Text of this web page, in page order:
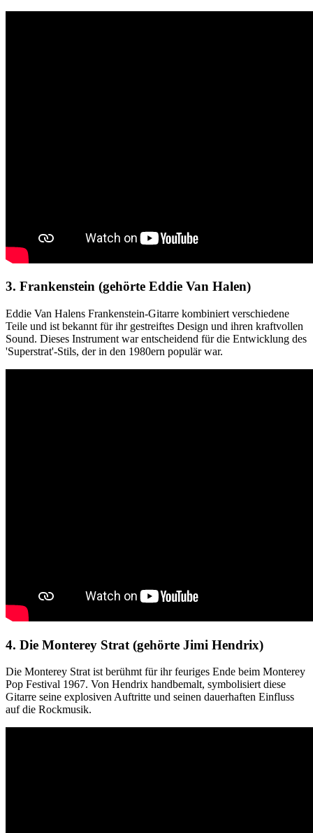
3. Frankenstein (gehörte Eddie Van Halen)
Eddie Van Halens Frankenstein-Gitarre kombiniert verschiedene
Teile und ist bekannt für ihr gestreiftes Design und ihren kraftvollen
Sound. Dieses Instrument war entscheidend für die Entwicklung des
'Superstrat'-Stils, der in den 1980ern populär war.
4. Die Monterey Strat (gehörte Jimi Hendrix)
Die Monterey Strat ist berühmt für ihr feuriges Ende beim Monterey
Pop Festival 1967. Von Hendrix handbemalt, symbolisiert diese
Gitarre seine explosiven Auftritte und seinen dauerhaften Einfluss
auf die Rockmusik.